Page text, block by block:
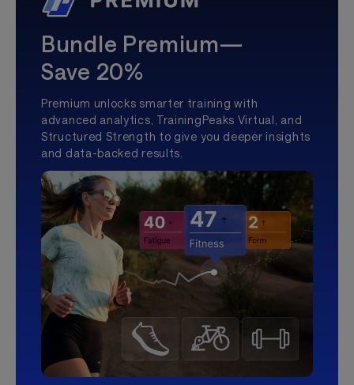
Bundle Premium—
Save 20%
Premium unlocks smarter training with
advanced analytics, TrainingPeaks Virtual, and
Structured Strength to give you deeper insights
and data-backed results.